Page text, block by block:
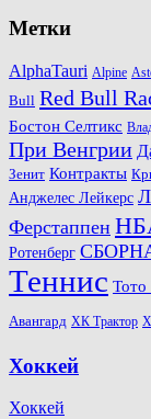
Метки
AlphaTauri Alpine
Bull Red Bull
Бостон Селтикс
При Венгрии
Зенит Контракты
Анджелес Лейкерс
Ферстаппен
Ротенберг
Теннис
Авангард ХК Трактор
Хоккей
Хоккей